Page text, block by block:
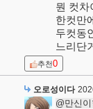
뭔 컷차
한컷만
두컷동
느리단
추천0
오로성이다
@만신